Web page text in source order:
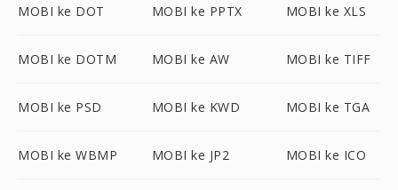
MOBI ke DOT MOBI ke PPTX MOBI ke XLS
MOBI ke DOTM MOBI ke AW MOBI ke TIFF
MOBI ke PSD MOBI ke KWD MOBI ke TGA
MOBI ke WBMP MOBI ke JP2 MOBI ke ICO